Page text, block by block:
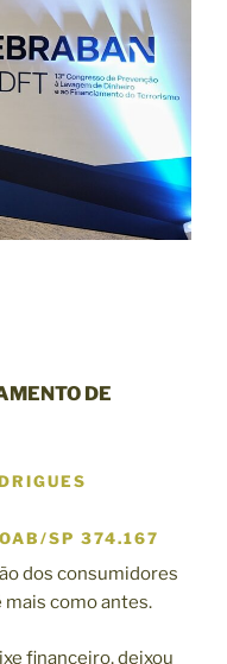
DE
SP 374.167
dos consumidores
como antes.
financeiro, deixou